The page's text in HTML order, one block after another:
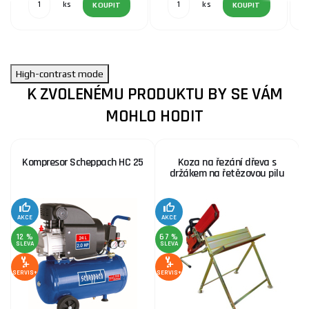
ks KOUPIT ks KOUPIT
High-contrast mode
K ZVOLENÉMU PRODUKTU BY SE VÁM
MOHLO HODIT
Kompresor Scheppach HC 25
AKCE
12 %
SLEVA
SERVIS+
Koza na řezání dřeva s
držákem na řetězovou pilu
AKCE
67 %
SLEVA
SERVIS+